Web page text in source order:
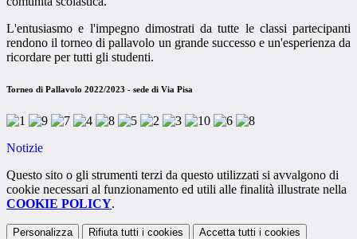
L'entusiasmo e l'impegno dimostrati da tutte le classi partecipanti
rendono il torneo di pallavolo un grande successo e un'esperienza da
ricordare per tutti gli studenti.
Torneo di Pallavolo 2022/2023 - sede di Via Pisa
Notizie
Questo sito o gli strumenti terzi da questo utilizzati si avvalgono di
cookie necessari al funzionamento ed utili alle finalità illustrate nella
COOKIE POLICY.
Personalizza Rifiuta tutti i cookies Accetta tutti i cookies